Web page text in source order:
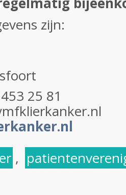
zijn:
25 81
,